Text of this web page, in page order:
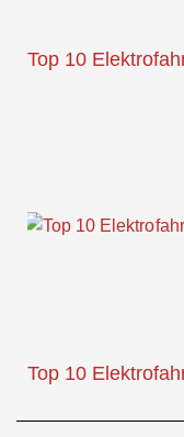
Top 10
Top 10